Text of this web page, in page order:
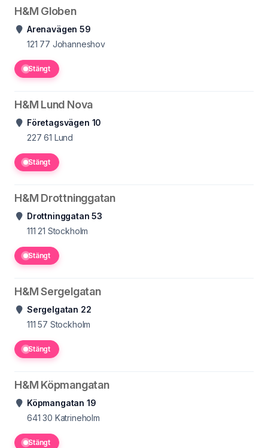
H&M Globen
Arenavägen 59
121 77 Johanneshov
Stängt
H&M Lund Nova
Företagsvägen 10
227 61 Lund
Stängt
H&M Drottninggatan
Drottninggatan 53
111 21 Stockholm
Stängt
H&M Sergelgatan
Sergelgatan 22
111 57 Stockholm
Stängt
H&M Köpmangatan
Köpmangatan 19
641 30 Katrineholm
Stängt